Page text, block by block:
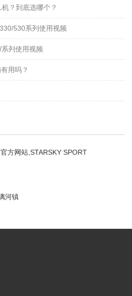
？到底选哪个？
530系列使用视频
列使用视频
用吗？
方网站,STARSKY SPORT
河镇